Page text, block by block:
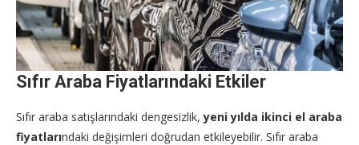
Sıfır Araba Fiyatlarındaki Etkiler
Sıfır araba satışlarındaki dengesizlik, yeni yılda ikinci el araba
fiyatlarındaki değişimleri doğrudan etkileyebilir. Sıfır araba